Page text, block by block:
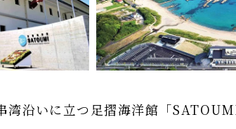
湾沿いに立つ足摺海洋館「